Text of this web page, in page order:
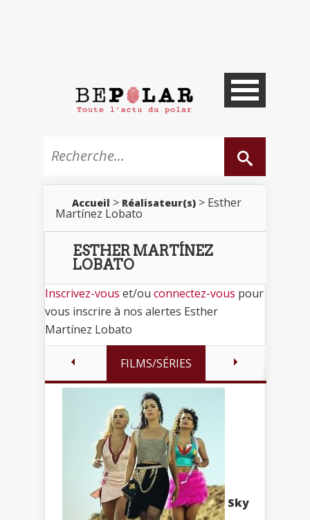
Accueil > Réalisateur(s) > Esther
Martínez Lobato
ESTHER MARTÍNEZ
LOBATO
Inscrivez-vous et/ou connectez-vous pour
vous inscrire à nos alertes Esther
Martínez Lobato
FILMS/SÉRIES
Sky